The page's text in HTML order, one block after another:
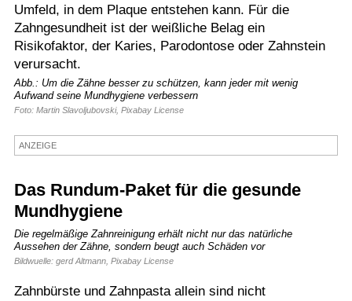
Termine
Kostenlos
Umfeld, in dem Plaque entstehen kann. Für die
Zahngesundheit ist der weißliche Belag ein
Risikofaktor, der Karies, Parodontose oder Zahnstein
verursacht.
Abb.: Um die Zähne besser zu schützen, kann jeder mit wenig
Aufwand seine Mundhygiene verbessern
Foto: Martin Slavoljubovski, Pixabay License
ANZEIGE
Das Rundum-Paket für die gesunde
Mundhygiene
Die regelmäßige Zahnreinigung erhält nicht nur das natürliche
Aussehen der Zähne, sondern beugt auch Schäden vor
Bildwuelle: gerd Altmann, Pixabay License
Zahnbürste und Zahnpasta allein sind nicht